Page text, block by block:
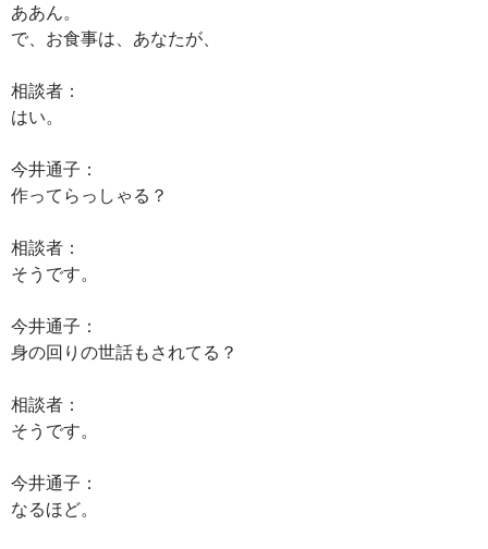
ああん。
で、お食事は、あなたが、
相談者：
はい。
今井通子：
作ってらっしゃる？
相談者：
そうです。
今井通子：
身の回りの世話もされてる？
相談者：
そうです。
今井通子：
なるほど。